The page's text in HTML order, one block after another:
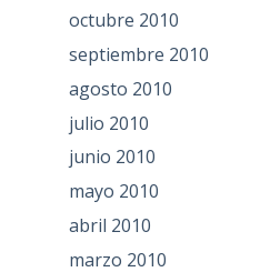
octubre 2010
septiembre 2010
agosto 2010
julio 2010
junio 2010
mayo 2010
abril 2010
marzo 2010